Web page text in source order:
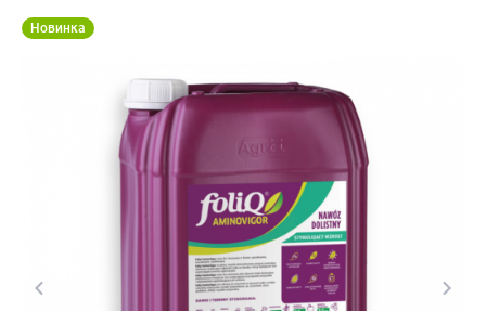
Новинка